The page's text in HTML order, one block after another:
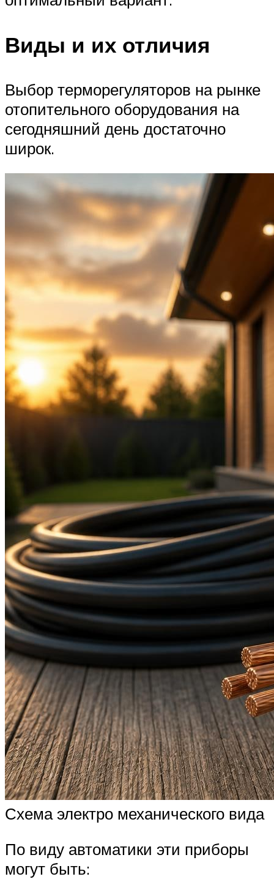
Виды и их отличия
Выбор терморегуляторов на рынке
отопительного оборудования на
сегодняшний день достаточно
широк.
Схема электро механического вида
По виду автоматики эти приборы
могут быть: